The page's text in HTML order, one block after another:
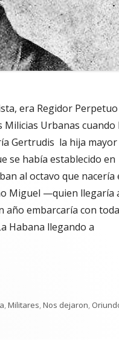
era Regidor Perpetuo
Milicias Urbanas cuando
Gertrudis la hija mayor
se había establecido en
al octavo que nacería
Miguel —quien llegaría
año embarcaría con
Habana llegando a
‘Huevotibio’. Un
,Militares,Nos dejaron,